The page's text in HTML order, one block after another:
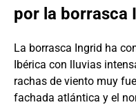
por la borrasca
La borrasca Ingrid ha
Ibérica con lluvias
rachas de viento muy
fachada atlántica y el